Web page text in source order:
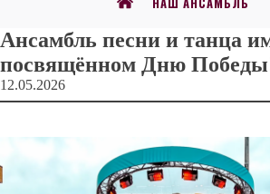
Ансамбль песни и танца
посвящённом Дню
12.05.2026